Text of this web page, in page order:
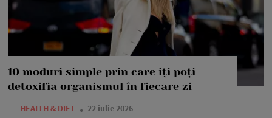
10 moduri simple prin care îți poți
detoxifia organismul în fiecare zi
— HEALTH & DIET 22 iulie 2026